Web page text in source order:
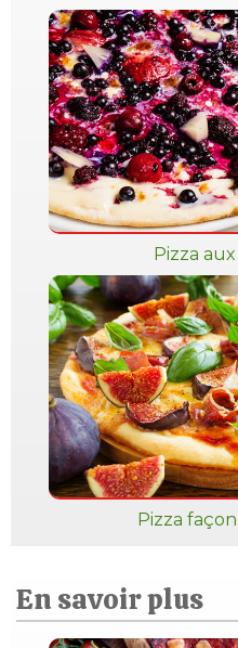
Pizza
Pizza
En savoir plus